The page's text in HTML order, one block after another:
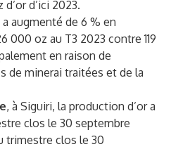
d’ici 2023.
augmenté de 6 % en
000 oz au T3 2023 contre 119
en raison de
de minerai traitées et de la
, à Siguiri, la production d’or a
clos le 30 septembre
trimestre clos le 30